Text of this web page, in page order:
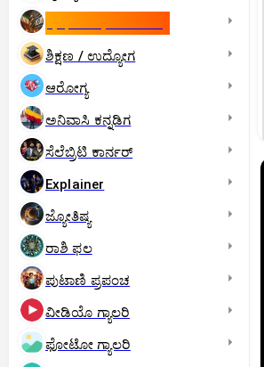
ಶಿಕ್ಷಣ / ಉದ್ಯೋಗ
ಆರೋಗ್ಯ
ಅನಿವಾಸಿ ಕನ್ನಡಿಗ
ಸೆಲೆಬ್ರಿಟಿ ಕಾರ್ನರ್‌
Explainer
ಜ್ಯೋತಿಷ್ಯ
ರಾಶಿ ಫಲ
ಪುಟಾಣಿ ಪ್ರಪಂಚ
ವೀಡಿಯೊ ಗ್ಯಾಲರಿ
ಫೋಟೋ ಗ್ಯಾಲರಿ